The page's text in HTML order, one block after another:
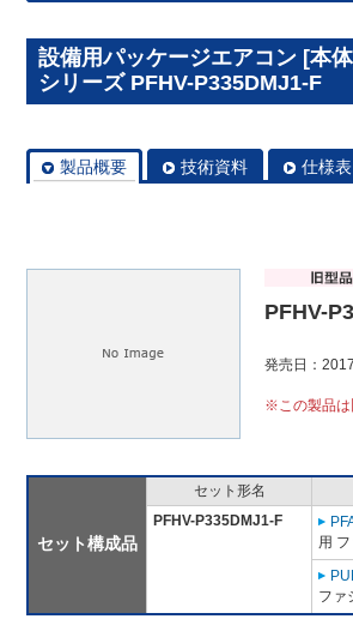
設備用パッケージエアコン [本
シリーズ PFHV-P335DMJ1-F
製品概要 技術資料 仕様表
PFHV-
発売日：
※この製品は
セット構成品
セット形名
PFHV-P335DMJ1-F
用
ファ